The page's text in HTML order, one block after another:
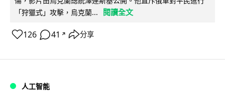
「狩獵式」攻擊，烏克蘭...
閱讀全文
126 41 ↗ 分享
人工智能